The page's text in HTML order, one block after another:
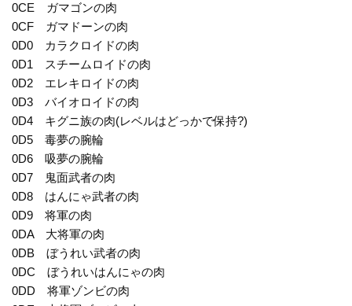
0CE ガマゴンの肉
0CF ガマドーンの肉
0D0 カラクロイドの肉
0D1 スチームロイドの肉
0D2 エレキロイドの肉
0D3 バイオロイドの肉
0D4 キグニ族の肉(レベルはどっかで保持?)
0D5 毒夢の腕輪
0D6 吸夢の腕輪
0D7 鬼面武者の肉
0D8 はんにゃ武者の肉
0D9 将軍の肉
0DA 大将軍の肉
0DB ぼうれい武者の肉
0DC ぼうれいはんにゃの肉
0DD 将軍ゾンビの肉